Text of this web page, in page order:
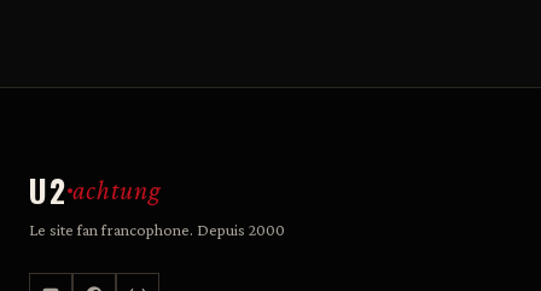
U2 achtung
Le site fan francophone. Depuis 2000